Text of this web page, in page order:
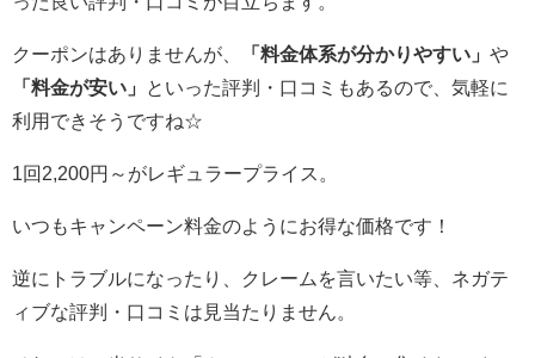
クーポンはありませんが、 「料金体系が分かりやすい」 や
「料金が安い」
といった評判・口コミもあるので、気軽に
利用できそうですね☆
1回2,200円～がレギュラープライス。
いつもキャンペーン料金のようにお得な価格です！
逆にトラブルになったり、クレームを言いたい等、ネガテ
ィブな評判・口コミは見当たりません。